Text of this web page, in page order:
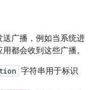
广播，例如当系统进
都会收到这些广播。
字符串用于标识